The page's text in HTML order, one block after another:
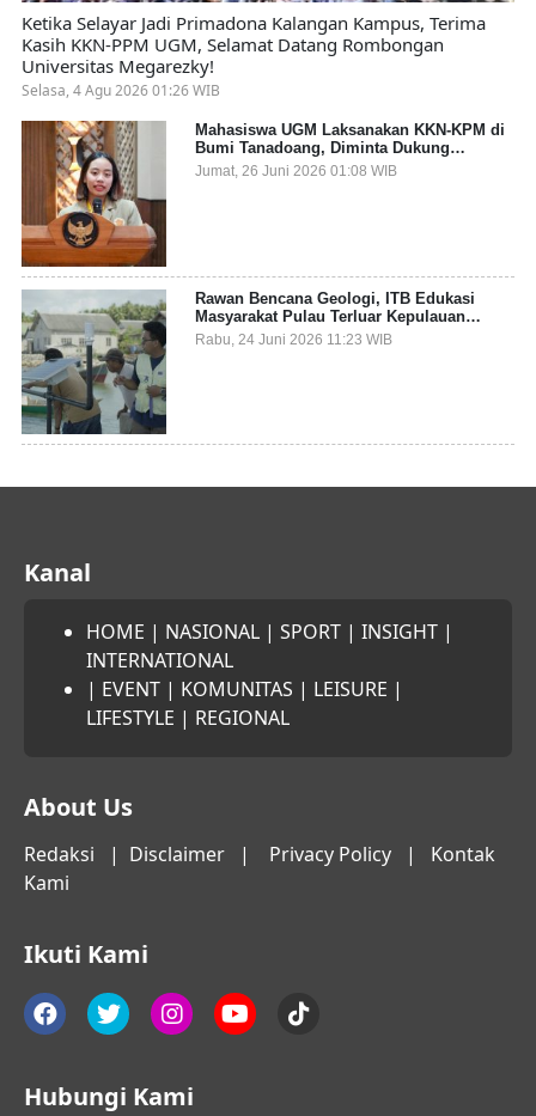
Ketika Selayar Jadi Primadona Kalangan Kampus, Terima
Kasih KKN-PPM UGM, Selamat Datang Rombongan
Universitas Megarezky!
Selasa, 4 Agu 2026 01:26 WIB
Mahasiswa UGM Laksanakan KKN-KPM di
Bumi Tanadoang, Diminta Dukung
Gemerlap dan Beri Solusi pada Persoalan
Sampah Pesisir
Jumat, 26 Juni 2026 01:08 WIB
Rawan Bencana Geologi, ITB Edukasi
Masyarakat Pulau Terluar Kepulauan
Selayar Terkait Mitigasi Berbasis Kawasan
Pesisir
Rabu, 24 Juni 2026 11:23 WIB
Kanal
HOME | NASIONAL | SPORT | INSIGHT |
INTERNATIONAL
| EVENT | KOMUNITAS | LEISURE |
LIFESTYLE | REGIONAL
About Us
Redaksi | Disclaimer | Privacy Policy | Kontak
Kami
Ikuti Kami
Hubungi Kami